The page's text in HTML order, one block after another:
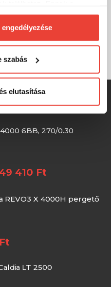
engedd meg
formában nem fogunk
ezzel kapcsolatban.
szabás
elutasítása
275 g
6BB, 270/0.30
410 Ft
REVO3 X 4000H pergető
LT 2500